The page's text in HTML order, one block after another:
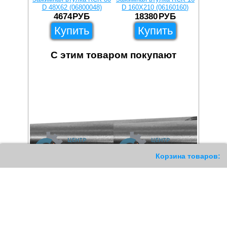
Корзина товаров:
D 48X62 (06800048)
4674 РУБ
Купить
D 160X210 (06160160)
18380 РУБ
Купить
С этим товаром покупают